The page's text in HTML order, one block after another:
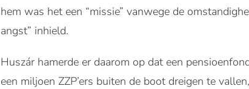
hem was het een “missie” vanwege de
angst” inhield.
Huszár hamerde er daarom op dat een
een miljoen ZZP’ers buiten de boot dreigen te